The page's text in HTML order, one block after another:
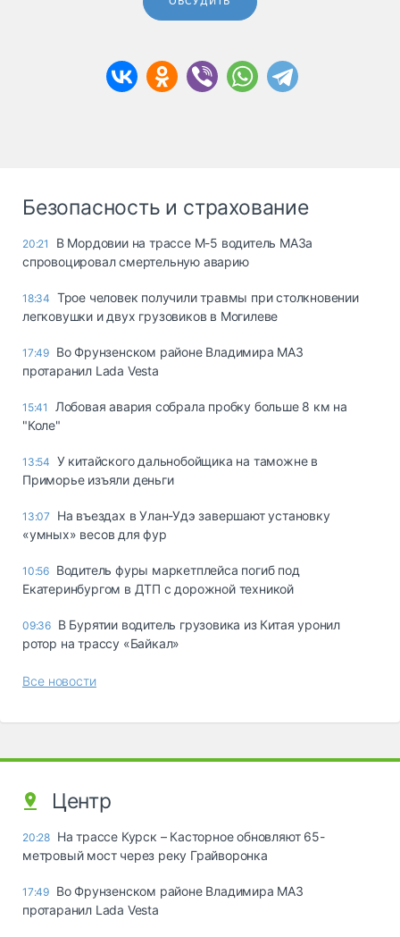
Безопасность и страхование
20:21
В Мордовии на трассе М-5 водитель МАЗа
спровоцировал смертельную аварию
18:34 Трое человек получили травмы при столкновении
легковушки и двух грузовиков в Могилеве
17:49 Во Фрунзенском районе Владимира МАЗ
протаранил Lada Vesta
15:41
Лобовая авария собрала пробку больше 8 км на
"Коле"
13:54 У китайского дальнобойщика на таможне в
Приморье изъяли деньги
13:07
Ha въeздax в Улaн-Удэ зaвepшaют ycтaнoвкy
«yмныx» вecoв для фyp
10:56 Водитель фуры маркетплейса погиб под
Екатеринбургом в ДТП с дорожной техникой
09:36 В Бурятии водитель грузовика из Китая уронил
ротор на трассу «Байкал»
Все новости
Центр
20:28 На трассе Курск – Касторное обновляют 65-
метровый мост через реку Грайворонка
17:49 Во Фрунзенском районе Владимира МАЗ
протаранил Lada Vesta